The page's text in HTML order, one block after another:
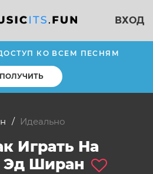
ВХОД
КО ВСЕМ ПЕСНЯМ
ПОЛУЧИТЬ
Идеально
Играть На
Эд Ширан
слушать